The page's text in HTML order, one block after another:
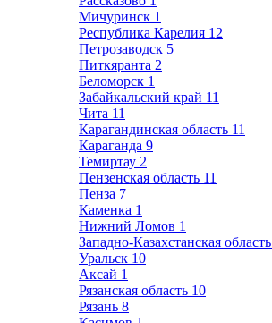
Мичуринск 1
Республика Карелия 12
Петрозаводск 5
Питкяранта 2
Беломорск 1
Забайкальский край 11
Чита 11
Карагандинская область 11
Караганда 9
Темиртау 2
Пензенская область 11
Пенза 7
Каменка 1
Нижний Ломов 1
Западно-Казахстанская область
Уральск 10
Аксай 1
Рязанская область 10
Рязань 8